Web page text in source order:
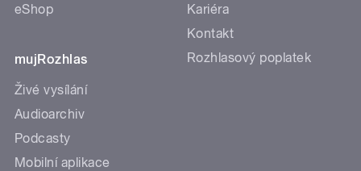
eShop
mujRozhlas
Živé vysílání
Audioarchiv
Podcasty
Mobilní aplikace
Kariéra
Kontakt
Rozhlasový poplatek